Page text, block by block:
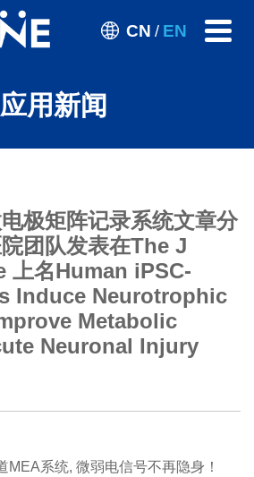
CN / EN
应用新闻
极矩阵记录系统文章分
团队发表在The J
上名Human iPSC-
Induce Neurotrophic
Metabolic
Neuronal Injury
MEA系统, 微弱电信号不再隐身！